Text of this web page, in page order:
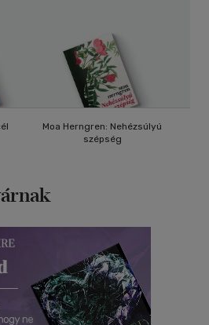
Moa Herngren: Nehézsúlyú
szépség